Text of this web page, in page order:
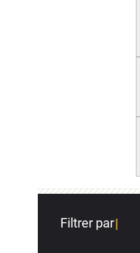
Filtrer par